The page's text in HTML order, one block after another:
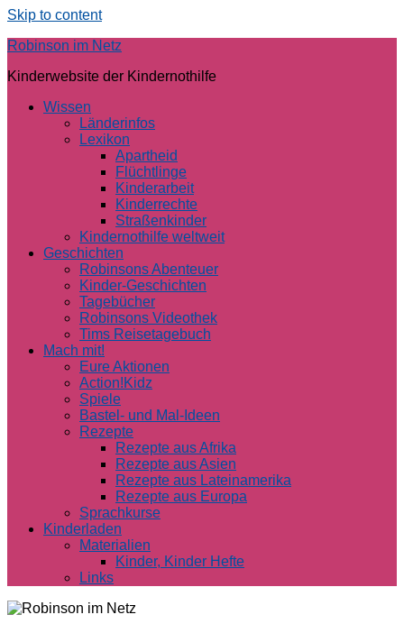
Skip to content
Robinson im Netz
Kinderwebsite der Kindernothilfe
Wissen
Länderinfos
Lexikon
Apartheid
Flüchtlinge
Kinderarbeit
Kinderrechte
Straßenkinder
Kindernothilfe weltweit
Geschichten
Robinsons Abenteuer
Kinder-Geschichten
Tagebücher
Robinsons Videothek
Tims Reisetagebuch
Mach mit!
Eure Aktionen
Action!Kidz
Spiele
Bastel- und Mal-Ideen
Rezepte
Rezepte aus Afrika
Rezepte aus Asien
Rezepte aus Lateinamerika
Rezepte aus Europa
Sprachkurse
Kinderladen
Materialien
Kinder, Kinder Hefte
Links